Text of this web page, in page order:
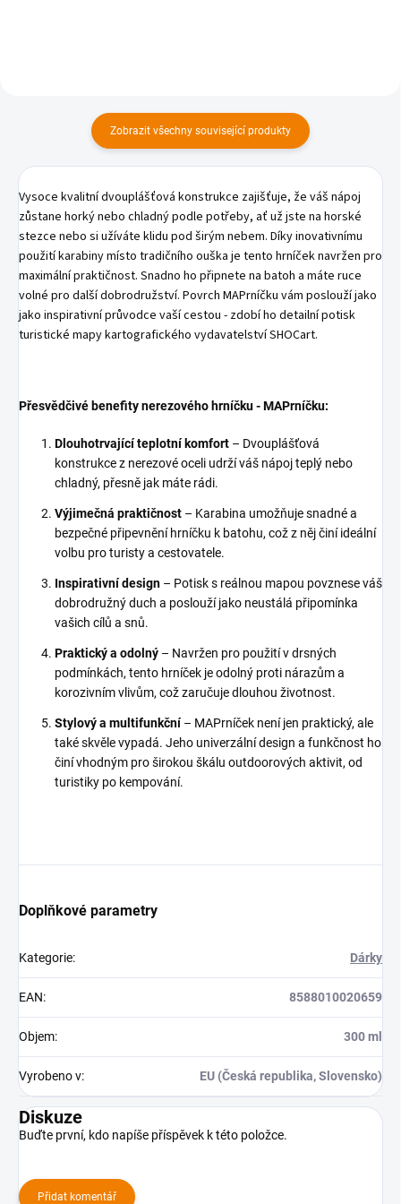
Zobrazit všechny související produkty
Vysoce kvalitní dvouplášťová konstrukce zajišťuje, že váš nápoj
zůstane horký nebo chladný podle potřeby, ať už jste na horské
stezce nebo si užíváte klidu pod širým nebem. Díky inovativnímu
použití karabiny místo tradičního ouška je tento hrníček navržen pro
maximální praktičnost. Snadno ho připnete na batoh a máte ruce
volné pro další dobrodružství. Povrch MAPrníčku vám poslouží jako
jako inspirativní průvodce vaší cestou - zdobí ho detailní potisk
turistické mapy kartografického vydavatelství SHOCart.
Přesvědčivé benefity nerezového hrníčku - MAPrníčku:
Dlouhotrvající teplotní komfort – Dvouplášťová
konstrukce z nerezové oceli udrží váš nápoj teplý nebo
chladný, přesně jak máte rádi.
Výjimečná praktičnost – Karabina umožňuje snadné a
bezpečné připevnění hrníčku k batohu, což z něj činí ideální
volbu pro turisty a cestovatele.
Inspirativní design – Potisk s reálnou mapou povznese váš
dobrodružný duch a poslouží jako neustálá připomínka
vašich cílů a snů.
Praktický a odolný – Navržen pro použití v drsných
podmínkách, tento hrníček je odolný proti nárazům a
korozivním vlivům, což zaručuje dlouhou životnost.
Stylový a multifunkční– MAPrníček není jen praktický, ale
také skvěle vypadá. Jeho univerzální design a funkčnost ho
činí vhodným pro širokou škálu outdoorových aktivit, od
turistiky po kempování.
Doplňkové parametry
Kategorie: Dárky
EAN: 8588010020659
Objem: 300 ml
Vyrobeno v: EU (Česká republika, Slovensko)
Diskuze
Buďte první, kdo napíše příspěvek k této položce.
Přidat komentář